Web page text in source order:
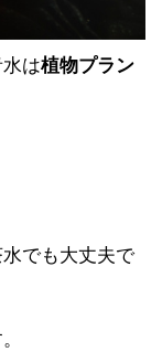
は植物プラン
でも大丈夫で